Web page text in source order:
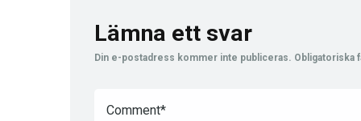
Lämna ett svar
Din e-postadress kommer inte publiceras. Obligatoriska